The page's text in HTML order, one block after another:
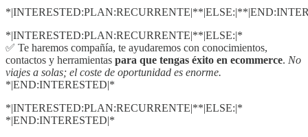
*|INTERESTED:PLAN:RECURRENTE|**|ELSE:|*
✅ Te haremos compañía, te ayudaremos con conocimientos,
contactos y herramientas para que tengas éxito en ecommerce. No
viajes a solas; el coste de oportunidad es enorme.
*|END:INTERESTED|*
*|INTERESTED:PLAN:RECURRENTE|**|ELSE:|*
*|END:INTERESTED|*